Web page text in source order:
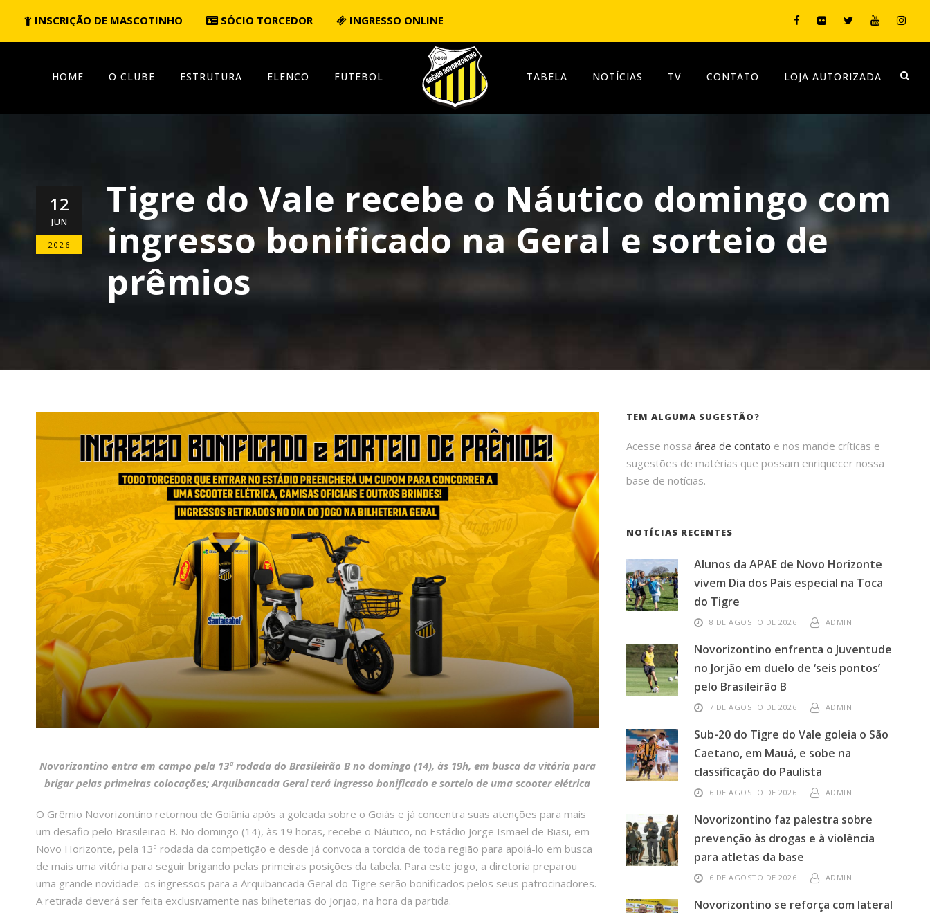
INSCRIÇÃO DE MASCOTINHO SÓCIO TORCEDOR INGRESSO ONLINE
HOME O CLUBE ESTRUTURA ELENCO FUTEBOL TABELA NOTÍCIAS TV CONTATO LOJA AUTORIZADA
12
JUN
2026
Tigre do Vale recebe o Náutico domingo com
ingresso bonificado na Geral e sorteio de
prêmios
Novorizontino entra em campo pela 13ª rodada do Brasileirão B no domingo (14), às 19h, em busca da vitória para
brigar pelas primeiras colocações; Arquibancada Geral terá ingresso bonificado e sorteio de uma scooter elétrica
O Grêmio Novorizontino retornou de Goiânia após a goleada sobre o Goiás e já concentra suas atenções para mais
um desafio pelo Brasileirão B. No domingo (14), às 19 horas, recebe o Náutico, no Estádio Jorge Ismael de Biasi, em
Novo Horizonte, pela 13ª rodada da competição e desde já convoca a torcida de toda região para apoiá-lo em busca
de mais uma vitória para seguir brigando pelas primeiras posições da tabela. Para este jogo, a diretoria preparou
uma grande novidade: os ingressos para a Arquibancada Geral do Tigre serão bonificados pelos seus patrocinadores.
A retirada deverá ser feita exclusivamente nas bilheterias do Jorjão, na hora da partida.
TEM ALGUMA SUGESTÃO?
Acesse nossaárea de contato e nos mande críticas e
sugestões de matérias que possam enriquecer nossa
base de notícias.
NOTÍCIAS RECENTES
Alunos da APAE de Novo Horizonte
vivem Dia dos Pais especial na Toca
do Tigre
8 DE AGOSTO DE 2026 ADMIN
Novorizontino enfrenta o Juventude
no Jorjão em duelo de ‘seis pontos’
pelo Brasileirão B
7 DE AGOSTO DE 2026 ADMIN
Sub-20 do Tigre do Vale goleia o São
Caetano, em Mauá, e sobe na
classificação do Paulista
6 DE AGOSTO DE 2026 ADMIN
Novorizontino faz palestra sobre
prevenção às drogas e à violência
para atletas da base
6 DE AGOSTO DE 2026 ADMIN
Novorizontino se reforça com lateral